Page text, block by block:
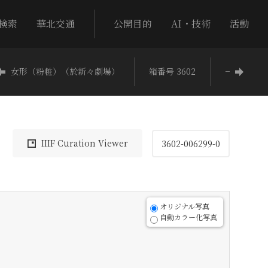
索 華北交通 公開目的 AI・技術 活動
女形（粉粧）（於新々劇場） 箱番号 3602 −
IIIF Curation Viewer 3602-006299-0
オリジナル写真
自動カラー化写真